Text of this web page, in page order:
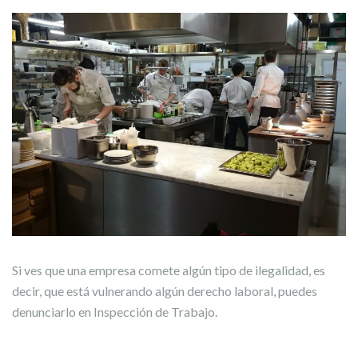
Si ves que una empresa comete algún tipo de ilegalidad, es
decir, que está vulnerando algún derecho laboral, puedes
denunciarlo en Inspección de Trabajo.